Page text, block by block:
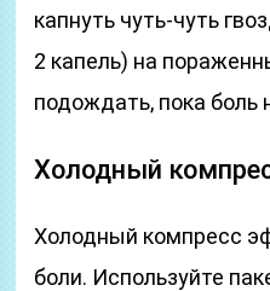
капнуть чуть-чуть
2 капель) на
подождать, пока боль
Холодный
Холодный компресс
боли. Используйте